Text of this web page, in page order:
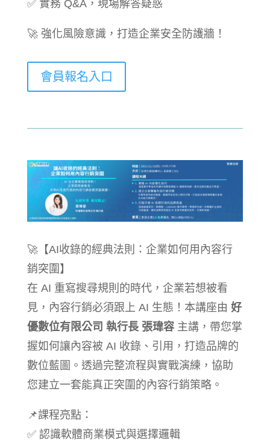
✅ 實務 Q&A，現場解答疑惑
🚀 強化風險意識，打造企業安全防護牆！
會員報名入口
🚀【AI收錄的經典法則：企業如何用內容行
銷突圍】
在 AI 重寫搜尋規則的時代，企業若想被看
見，內容行銷必須跟上 AI 生態！本講座由 好
優數位有限公司 執行長 張瑋容主講，帶您掌
握如何讓內容被 AI 收錄、引用，打造品牌的
數位藍圖。透過完整流程與實戰演練，協助
您建立一套能真正突圍的內容行銷策略。
📌課程亮點：
✅ 認識軟體商業模式與選擇邏輯